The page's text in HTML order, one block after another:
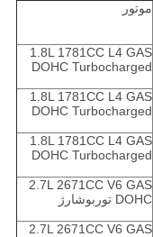
موتور
1.8L 1781CC L4 GAS
DOHC Turbocharged
1.8L 1781CC L4 GAS
DOHC Turbocharged
1.8L 1781CC L4 GAS
DOHC Turbocharged
2.7L 2671CC V6 GAS
DOHC توربوشارژ
2.7L 2671CC V6 GAS